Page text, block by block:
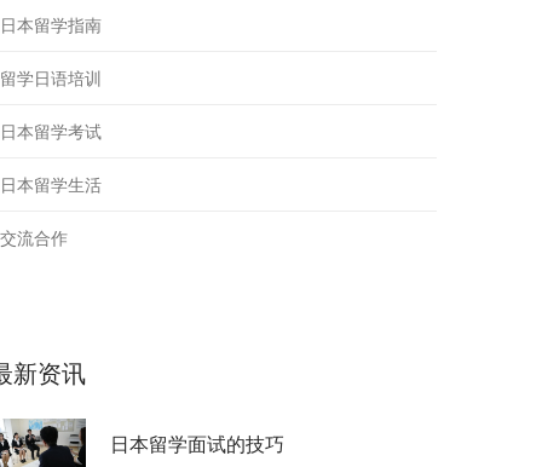
本留学指南
学日语培训
本留学考试
本留学生活
流合作
新资讯
日本留学面试的技巧